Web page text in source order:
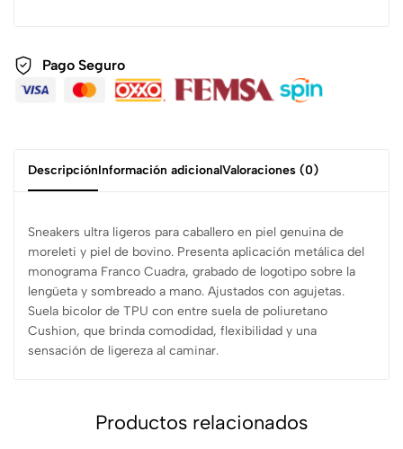
Pago Seguro
DescripciónInformación adicionalValoraciones (0)
Sneakers ultra ligeros para caballero en piel genuina de
moreleti y piel de bovino. Presenta aplicación metálica del
monograma Franco Cuadra, grabado de logotipo sobre la
lengüeta y sombreado a mano. Ajustados con agujetas.
Suela bicolor de TPU con entre suela de poliuretano
Cushion, que brinda comodidad, flexibilidad y una
sensación de ligereza al caminar.
Productos relacionados